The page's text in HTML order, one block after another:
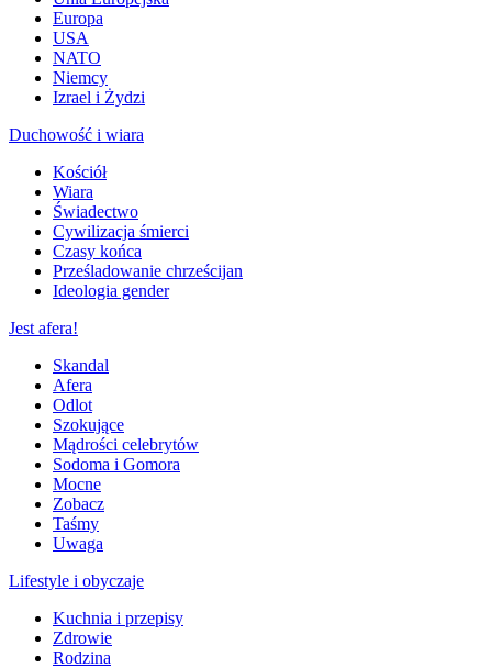
Europa
USA
NATO
Niemcy
Izrael i Żydzi
Duchowość i wiara
Kościół
Wiara
Świadectwo
Cywilizacja śmierci
Czasy końca
Prześladowanie chrześcijan
Ideologia gender
Jest afera!
Skandal
Afera
Odlot
Szokujące
Mądrości celebrytów
Sodoma i Gomora
Mocne
Zobacz
Taśmy
Uwaga
Lifestyle i obyczaje
Kuchnia i przepisy
Zdrowie
Rodzina